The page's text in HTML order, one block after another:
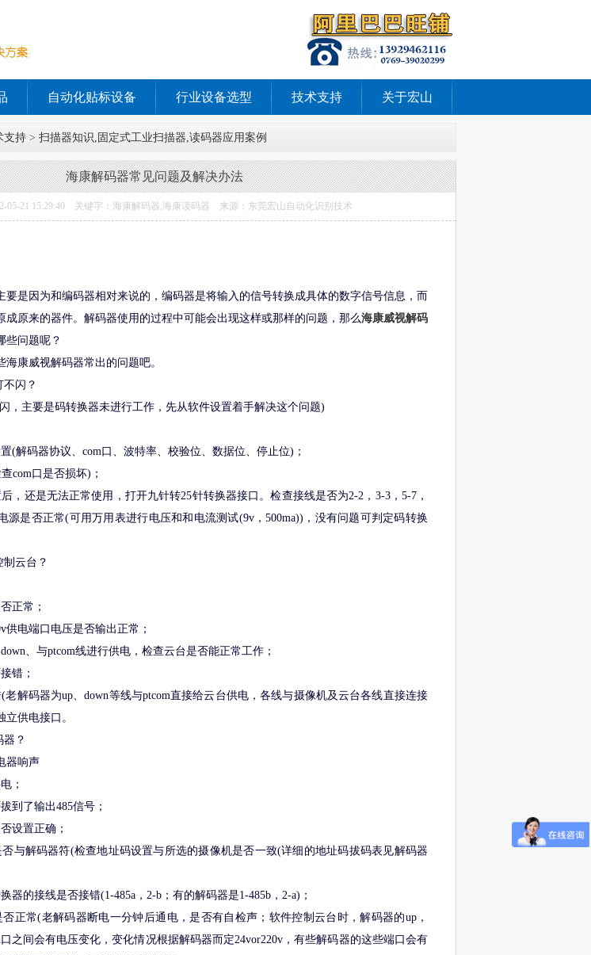
自动化贴标设备 行业设备选型 技术支持 关于宏山
支持 > 扫描器知识,固定式工业扫描器,读码器应用案例
海康解码器常见问题及解决办法
05-21 15:29:40 关键字：海康解码器,海康读码器 来源：东莞宏山自动化识别技术
要是因为和编码器相对来说的，编码器是将输入的信号转换成具体的数字信号信息，而
成原来的器件。解码器使用的过程中可能会出现这样或那样的问题，那么海康威视解码
些问题呢？
康威视解码器常出的问题吧。
不闪？
，主要是码转换器未进行工作，先从软件设置着手解决这个问题)
(解码器协议、com口、波特率、校验位、数据位、停止位)；
com口是否损坏)；
，还是无法正常使用，打开九针转25针转换器接口。检查接线是否为2-2，3-3，5-7，
源是否正常(可用万用表进行电压和和电流测试(9v，500ma))，没有问题可判定码转换
云台？
正常；
供电端口电压是否输出正常；
、与ptcom线进行供电，检查云台是否能正常工作；
错；
老解码器为up、down等线与ptcom直接给云台供电，各线与摄像机及云台各线直接连接
供电接口。
？
器响声
；
到了输出485信号；
设置正确；
与解码器符(检查地址码设置与所选的摄像机是否一致(详细的地址码拔码表见解码器
器的接线是否接错(1-485a，2-b；有的解码器是1-485b，2-a)；
正常(老解码器断电一分钟后通电，是否有自检声；软件控制云台时，解码器的up，
口之间会有电压变化，变化情况根据解码器而定24vor220v，有些解码器的这些端口会有